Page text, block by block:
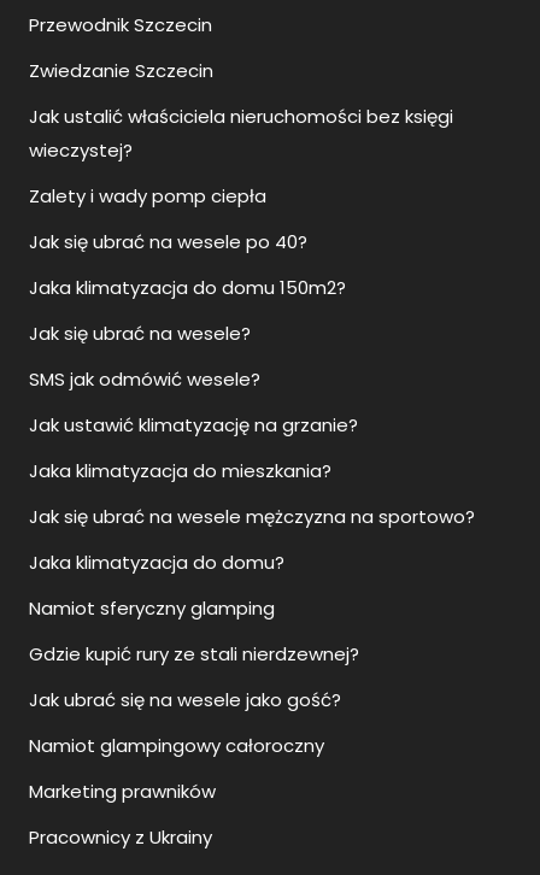
Przewodnik Szczecin
Zwiedzanie Szczecin
Jak ustalić właściciela nieruchomości bez księgi
wieczystej?
Zalety i wady pomp ciepła
Jak się ubrać na wesele po 40?
Jaka klimatyzacja do domu 150m2?
Jak się ubrać na wesele?
SMS jak odmówić wesele?
Jak ustawić klimatyzację na grzanie?
Jaka klimatyzacja do mieszkania?
Jak się ubrać na wesele mężczyzna na sportowo?
Jaka klimatyzacja do domu?
Namiot sferyczny glamping
Gdzie kupić rury ze stali nierdzewnej?
Jak ubrać się na wesele jako gość?
Namiot glampingowy całoroczny
Marketing prawników
Pracownicy z Ukrainy